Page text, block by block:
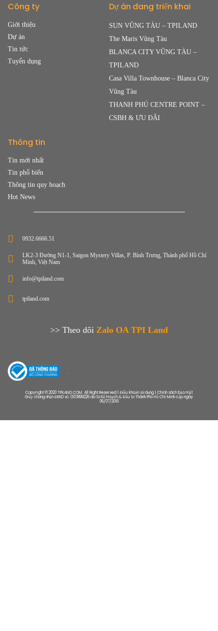
Công ty
Giới thiệu
Dự án
Tin tức
Tuyển dụng
Dự án đang triển khai
SUN VŨNG TÀU – TPILAND
The Maris Vũng Tàu
BLANCA CITY VŨNG TÀU –
TPILAND
Casa Villa Townhouse – Blanca City
Vũng Tàu
THANH PHÚ CENTRE POINT –
CSBH & ƯU ĐÃI
Thông tin
Tin mới nhất
Tin phổ biến
Thông tin quy hoạch
Hot News
0932.6666.51
LK2-3 Đường N1-1, Saigon Mystery Villas, P. Bình Trưng, Thành phố Hồ Chí
Minh, Việt Nam
info@tpiland.com
tpiland.com
>> Theo dõi Zalo OA TPI Land
Copyright © 2020 TPILAND.COM. All Right Reserved | Điều khoản sử dụng | Chính sách bảo mật
Giấy chứng nhận ĐKKD số: 0313899226 do Sở Kế Hoạch & Đầu tư Thành Phố Hồ Chí Minh cấp ngày
06/07/2016